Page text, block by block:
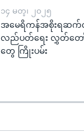
၁၄ မတ္၊ ၂၀၂၅
အမေရိကန်အစိုးရဆ
လည်ပတ်ရေး လွှတ်တ
တွေ ကြိုးပမ်း